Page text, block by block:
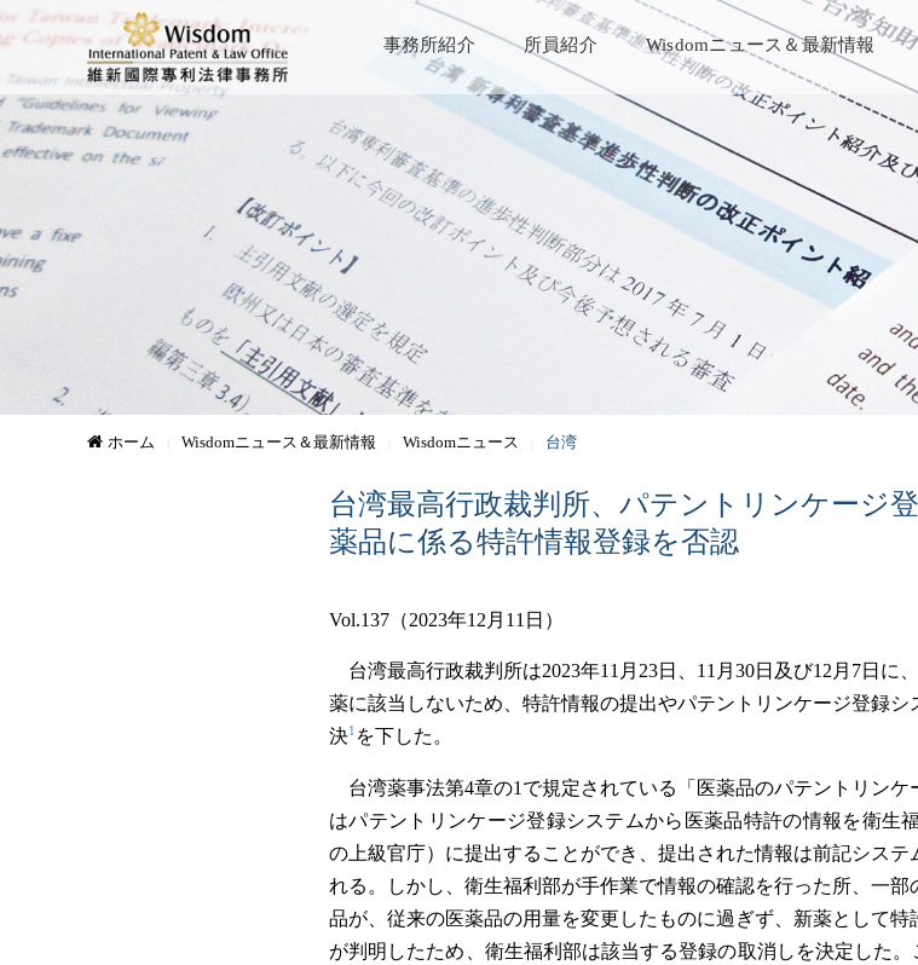
事務所紹介 所員紹介 Wisdomニュース＆最新情報
ホーム Wisdomニュース＆最新情報 Wisdomニュース 台湾
台湾最高行政裁判所、パテントリンケージ
薬品に係る特許情報登録を否認
Vol.137（2023年12月11日）
台湾最高行政裁判所は2023年11月23日、11月30日及び12月7日
薬に該当しないため、特許情報の提出やパテントリンケージ登録
決1 を下した。
台湾薬事法第4章の1で規定されている「医薬品のパテントリン
はパテントリンケージ登録システムから医薬品特許の情報を衛生
の上級官庁）に提出することができ、提出された情報は前記シス
れる。しかし、衛生福利部が手作業で情報の確認を行った所、一
品が、従来の医薬品の用量を変更したものに過ぎず、新薬として
が判明したため、衛生福利部は該当する登録の取消しを決定した。